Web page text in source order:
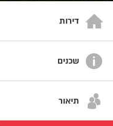
דירות
שכנים
תיאור